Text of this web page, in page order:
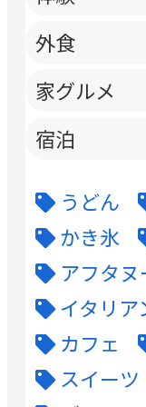
外食
家グルメ
宿泊
うどん
かき氷
アフタ
イタリア
カフェ
スイーツ